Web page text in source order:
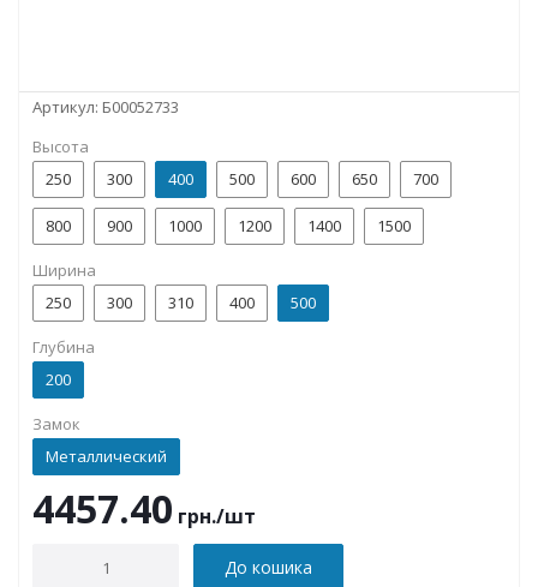
Артикул: Б00052733
Высота
250
300 400 500 600 650 700
800 900 1000 1200 1400 1500
Ширина
250
300 310 400 500
Глубина
200
Замок
Металлический
4457.40 грн./шт
До кошика